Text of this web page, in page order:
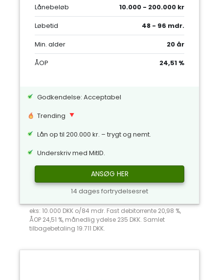
Lånebeløb
10.000 - 200.000 kr
Løbetid
48 - 96 mdr.
Min. alder
20 år
ÅOP
24,51 %
Godkendelse: Acceptabel
Trending
Lån op til 200.000 kr. – trygt og nemt.
Underskriv med MitID.
ANSØG HER
14 dages fortrydelsesret
eks: 10.000 DKK o/84 mdr. Fast debitorrente 20,98 %,
ÅOP 24,51 %, månedlig ydelse 235 DKK. Samlet
tilbagebetaling 19.711 DKK.